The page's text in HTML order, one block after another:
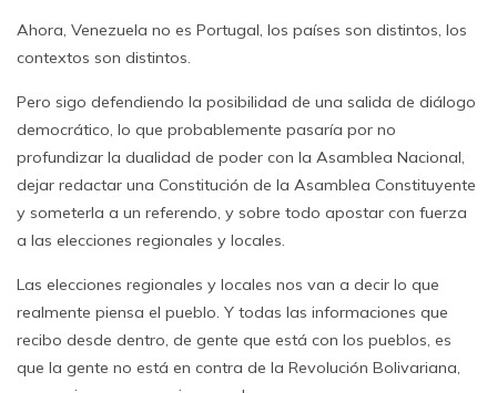
Ahora, Venezuela no es Portugal, los países son distintos, los
contextos son distintos.
Pero sigo defendiendo la posibilidad de una salida de diálogo
democrático, lo que probablemente pasaría por no
profundizar la dualidad de poder con la Asamblea Nacional,
dejar redactar una Constitución de la Asamblea Constituyente
y someterla a un referendo, y sobre todo apostar con fuerza
a las elecciones regionales y locales.
Las elecciones regionales y locales nos van a decir lo que
realmente piensa el pueblo. Y todas las informaciones que
recibo desde dentro, de gente que está con los pueblos, es
que la gente no está en contra de la Revolución Bolivariana,